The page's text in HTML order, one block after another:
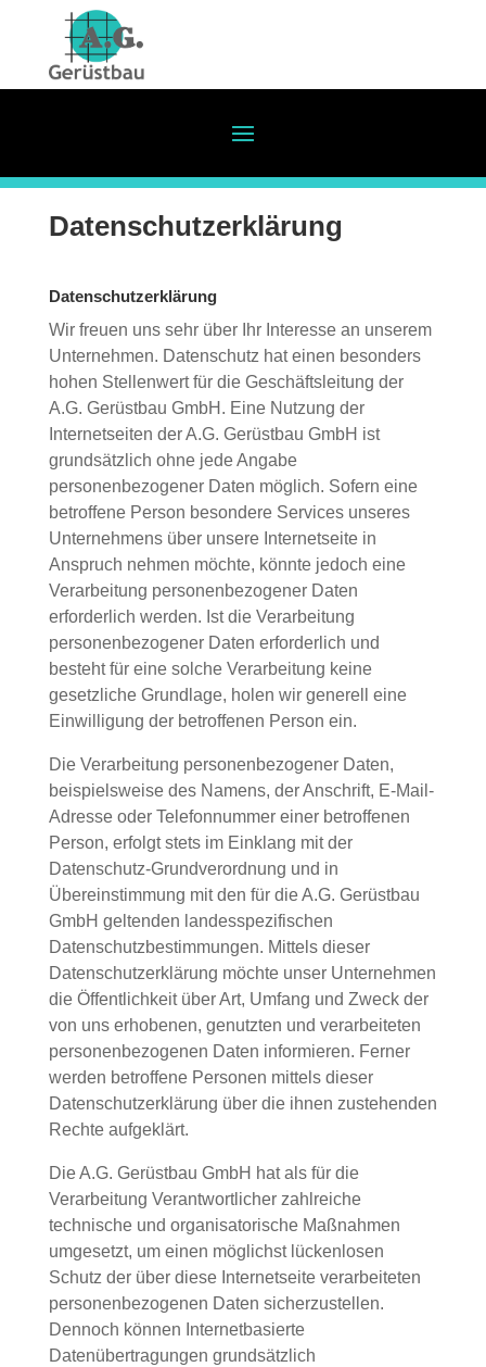
Datenschutzerklärung
Datenschutzerklärung
Wir freuen uns sehr über Ihr Interesse an unserem
Unternehmen. Datenschutz hat einen besonders
hohen Stellenwert für die Geschäftsleitung der
A.G. Gerüstbau GmbH. Eine Nutzung der
Internetseiten der A.G. Gerüstbau GmbH ist
grundsätzlich ohne jede Angabe
personenbezogener Daten möglich. Sofern eine
betroffene Person besondere Services unseres
Unternehmens über unsere Internetseite in
Anspruch nehmen möchte, könnte jedoch eine
Verarbeitung personenbezogener Daten
erforderlich werden. Ist die Verarbeitung
personenbezogener Daten erforderlich und
besteht für eine solche Verarbeitung keine
gesetzliche Grundlage, holen wir generell eine
Einwilligung der betroffenen Person ein.
Die Verarbeitung personenbezogener Daten,
beispielsweise des Namens, der Anschrift, E-Mail-
Adresse oder Telefonnummer einer betroffenen
Person, erfolgt stets im Einklang mit der
Datenschutz-Grundverordnung und in
Übereinstimmung mit den für die A.G. Gerüstbau
GmbH geltenden landesspezifischen
Datenschutzbestimmungen. Mittels dieser
Datenschutzerklärung möchte unser Unternehmen
die Öffentlichkeit über Art, Umfang und Zweck der
von uns erhobenen, genutzten und verarbeiteten
personenbezogenen Daten informieren. Ferner
werden betroffene Personen mittels dieser
Datenschutzerklärung über die ihnen zustehenden
Rechte aufgeklärt.
Die A.G. Gerüstbau GmbH hat als für die
Verarbeitung Verantwortlicher zahlreiche
technische und organisatorische Maßnahmen
umgesetzt, um einen möglichst lückenlosen
Schutz der über diese Internetseite verarbeiteten
personenbezogenen Daten sicherzustellen.
Dennoch können Internetbasierte
Datenübertragungen grundsätzlich